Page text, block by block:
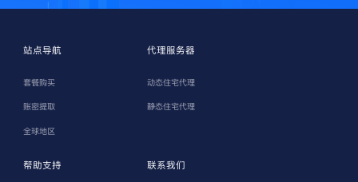
站点导航
套餐购买
账密提取
全球地区
代理服务器
动态住宅代理
静态住宅代理
帮助支持 联系我们